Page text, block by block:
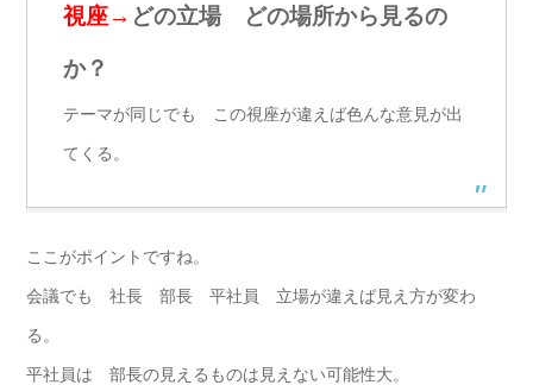
視座→ どの立場 どの場所から見るの
か？
テーマが同じでも この視座が違えば色んな意見が出
てくる。
ここがポイントですね。
会議でも 社長 部長 平社員 立場が違えば見え方が変わ
る。
平社員は 部長の見えるものは見えない可能性大。